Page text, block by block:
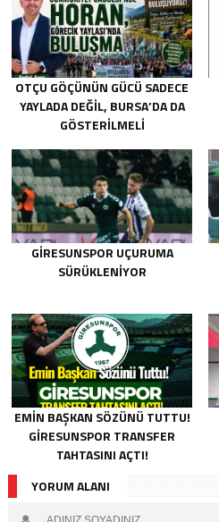
OTÇU GÖÇÜNÜN GÜCÜ SADECE
YAYLADA DEĞIL, BURSA’DA DA
GÖSTERILMELI
GIRESUNSPOR UÇURUMA
SÜRÜKLENIYOR
EMIN BAŞKAN SÖZÜNÜ TUTTU!
GIRESUNSPOR TRANSFER
TAHTASINI AÇTI!
YORUM ALANI